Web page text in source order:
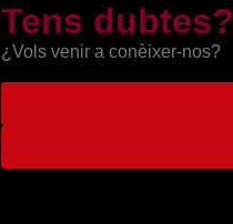
Tens dubtes?
¿Vols venir a conèixer-nos?